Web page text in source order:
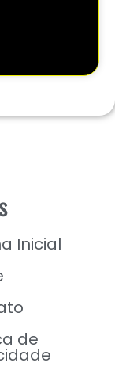
Inicial
de